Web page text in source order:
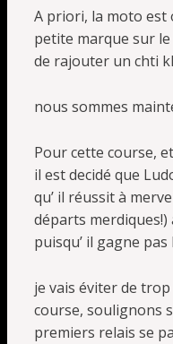
A priori, la moto est
petite marque sur
de rajouter un chti
nous sommes
Pour cette course,
il est decidé que
qu’ il réussit à
départs merdiques!)
puisqu’ il gagne pas
je vais éviter de
course, soulignons
premiers relais se